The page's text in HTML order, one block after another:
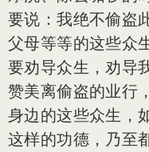
要说：我绝不偷盗
父母等等的这些众
要劝导众生，劝导
赞美离偷盗的业行
身边的这些众生，
这样的功德，乃至